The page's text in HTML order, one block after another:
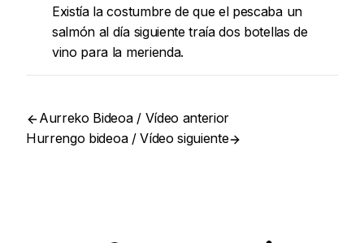
Existía la costumbre de que el pescaba un
salmón al día siguiente traía dos botellas de
vino para la merienda.
Aurreko Bideoa / Vídeo anterior
Hurrengo bideoa / Vídeo siguiente